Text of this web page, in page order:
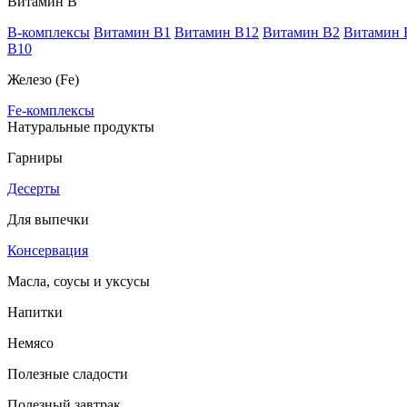
B-комплексы Витамин B1 Витамин B12 Витамин B2 Витамин
В10
Железо (Fe)
Fe-комплексы
Натуральные продукты
Гарниры
Десерты
Для выпечки
Консервация
Масла, соусы и уксусы
Напитки
Немясо
Полезные сладости